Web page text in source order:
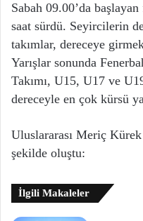
Sabah 09.00’da
saat sürdü. Seyircilerin
takımlar, dereceye
Yarışlar sonunda
Takımı, U15, U17 ve
dereceyle en çok kürsü
Uluslararası Meriç Kürek
şekilde oluştu:
İlgili Makaleler